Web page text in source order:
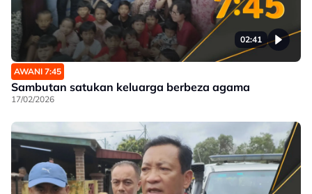
02:41
AWANI 7:45
Sambutan satukan keluarga berbeza agama
17/02/2026